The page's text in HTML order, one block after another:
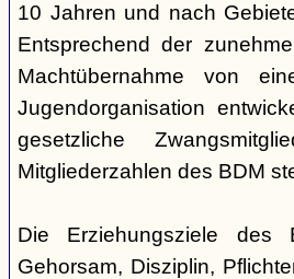
10 Jahren und nach
Entsprechend der
Machtübernahme von
Jugendorganisation
gesetzliche
Mitgliederzahlen des BDM
Die Erziehungsziele
Gehorsam, Disziplin,